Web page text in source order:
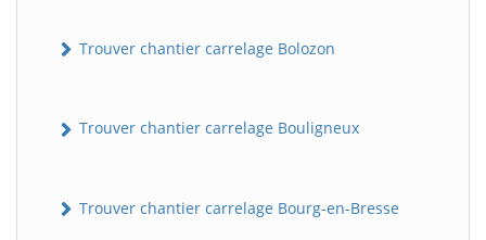
Trouver chantier carrelage Bolozon
Trouver chantier carrelage Bouligneux
Trouver chantier carrelage Bourg-en-Bresse